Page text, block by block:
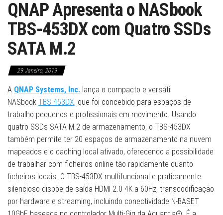
QNAP Apresenta o NASbook
TBS-453DX com Quatro SSDs
SATA M.2
29 Janeiro, 2019
A QNAP Systems, Inc. lança o compacto e versátil
NASbook TBS-453DX, que foi concebido para espaços de
trabalho pequenos e profissionais em movimento. Usando
quatro SSDs SATA M.2 de armazenamento, o TBS-453DX
também permite ter 20 espaços de armazenamento na nuvem
mapeados e o caching local ativado, oferecendo a possibilidade
de trabalhar com ficheiros online tão rapidamente quanto
ficheiros locais. O TBS-453DX multifuncional e praticamente
silencioso dispõe de saída HDMI 2.0 4K a 60Hz, transcodificação
por hardware e streaming, incluindo conectividade N-BASET